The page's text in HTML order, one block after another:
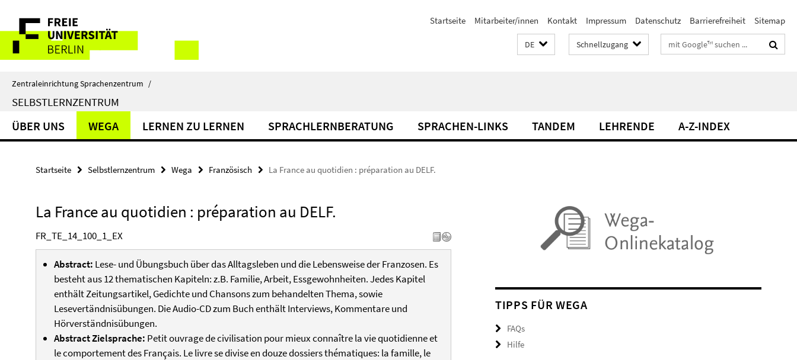
direkt
Inhalt
Service-
Navigation
Startseite Mitarbeiter/innen Kontakt Impressum Datenschutz Barrierefreiheit Sitemap
DE Schnellzugang Suchbegriffe
Zentraleinrichtung Sprachenzentrum /
SELBSTLERNZENTRUM
ÜBER UNS WEGA LERNEN ZU LERNEN SPRACHLERNBERATUNG SPRACHEN-LINKS TANDEM LEHRENDE A-Z-INDEX
Startseite Selbstlernzentrum Wega Französisch La France au quotidien : préparation au DELF.
La France au quotidien : préparation au DELF.
FR_TE_14_100_1_EX
Abstract: Lese- und Übungsbuch über das Alltagsleben und die Lebensweise der Franzosen. Es
besteht aus 12 thematischen Kapiteln: z.B. Familie, Arbeit, Essgewohnheiten. Jedes Kapitel
enthält Zeitungsartikel, Gedichte und Chansons zum behandelten Thema, sowie
Lesevertändnisübungen. Die Audio-CD zum Buch enthält Interviews, Kommentare und
Hörverständnisübungen.
Abstract Zielsprache: Petit ouvrage de civilisation pour mieux connaître la vie quotidienne et
le comportement des Français. Le livre se divise en douze dossiers thématiques: la famille, le
TIPPS FÜR WEGA
FAQs
Hilfe